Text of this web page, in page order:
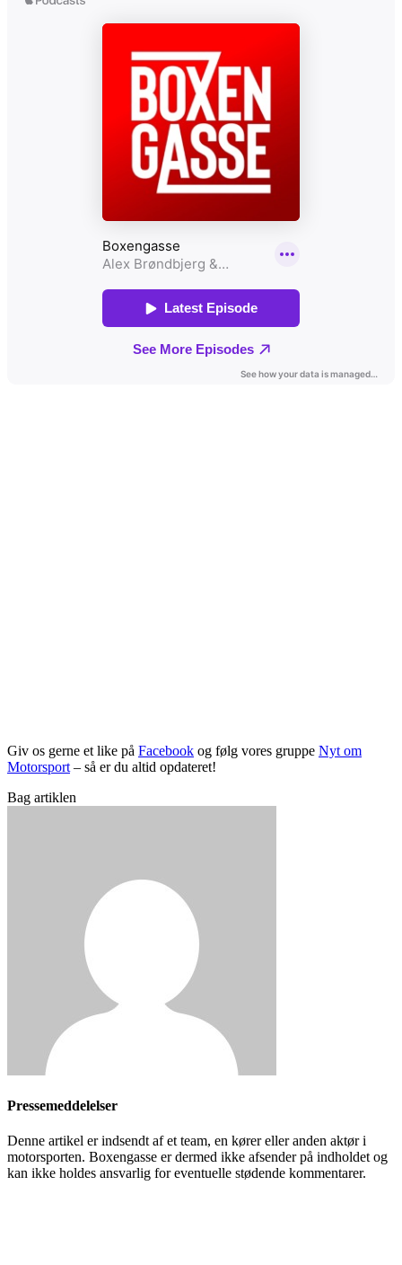
Giv os gerne et like på Facebook og følg vores gruppe Nyt om
Motorsport – så er du altid opdateret!
Bag artiklen
Pressemeddelelser
Denne artikel er indsendt af et team, en kører eller anden aktør i
motorsporten. Boxengasse er dermed ikke afsender på indholdet og
kan ikke holdes ansvarlig for eventuelle stødende kommentarer.